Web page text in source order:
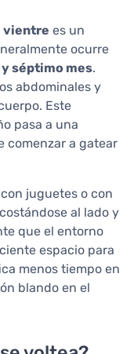
vientre es un
ocurre
séptimo mes.
abdominales y
Este
pasa a una
comenzar a gatear
juguetes o con
al lado y
que el entorno
espacio para
menos tiempo en
blando en el